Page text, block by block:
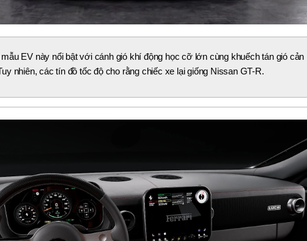
EV này nổi bật với cánh gió khí động học cỡ lớn cùng khuếch tán gió cản
nhiên, các tín đồ tốc độ cho rằng chiếc xe lại giống Nissan GT-R.